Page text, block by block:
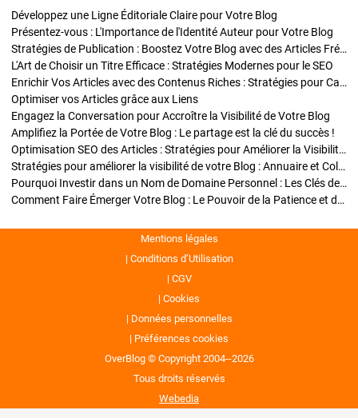
Développez une Ligne Éditoriale Claire pour Votre Blog
Présentez-vous : L'Importance de l'Identité Auteur pour Votre Blog
Stratégies de Publication : Boostez Votre Blog avec des Articles Fréquents et Exclusifs
L'Art de Choisir un Titre Efficace : Stratégies Modernes pour le SEO
Enrichir Vos Articles avec des Contenus Riches : Stratégies pour Captiver et Optimiser
Optimiser vos Articles grâce aux Liens
Engagez la Conversation pour Accroître la Visibilité de Votre Blog
Amplifiez la Portée de Votre Blog : Le partage est la clé du succès !
Optimisation SEO des Articles : Stratégies pour Améliorer la Visibilité de Votre Blog
Stratégies pour améliorer la visibilité de votre Blog : Annuaire et Collaborations
Pourquoi Investir dans un Nom de Domaine Personnel : Les Clés de la Réussite de Votre Blog
Comment Faire Émerger Votre Blog : Le Pouvoir de la Patience et de la Persévérance
Mentions légales
Conditions d’Utilisation
CGV
Cookies
Données personnelles
Préférences cookies
OverBlog © Copyright 2004--2026
Tous droits réservés
Webedia